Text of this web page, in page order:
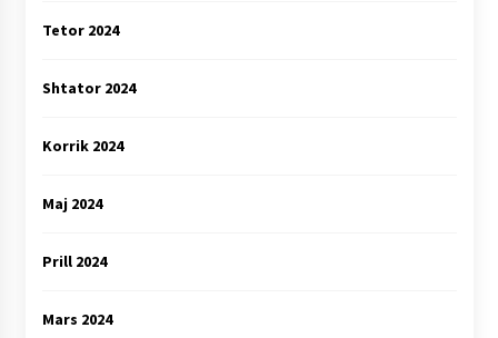
Tetor 2024
Shtator 2024
Korrik 2024
Maj 2024
Prill 2024
Mars 2024